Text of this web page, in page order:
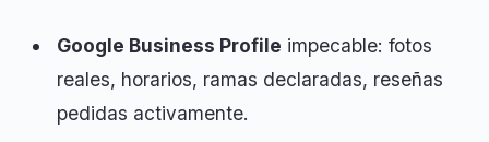
Google Business Profile impecable: fotos
reales, horarios, ramas declaradas, reseñas
pedidas activamente.